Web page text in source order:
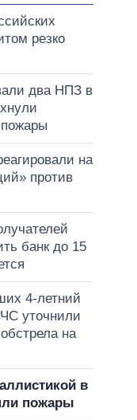
резко
два НПЗ в
на
против
банк до 15
4-летний
уточнили
на
в
пожары